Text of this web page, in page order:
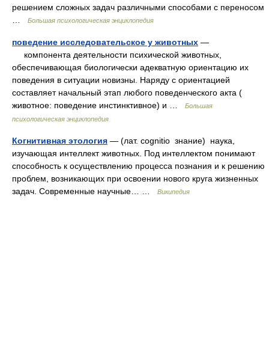
решением сложных задач различными способами с переносом
Большая психологическая энциклопедия
поведение исследовательское у животных —
компонента деятельности психической животных,
обеспечивающая биологически адекватную ориентацию их
поведения в ситуации новизны. Наряду с ориентацией
составляет начальный этап любого поведенческого акта (
животное: поведение инстинктивное) и …
Большая
психологическая энциклопедия
Когнитивная этология — (лат. cognitio знание) наука,
изучающая интеллект животных. Под интеллектом понимают
способность к осуществлению процесса познания и к решению
проблем, возникающих при освоении нового круга жизненных
задач. Современные научные… …
Википедия